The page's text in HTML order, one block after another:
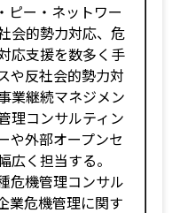
ピー・ネットワー
会的勢力対応、危
応支援を数多く手
や反社会的勢力対
業継続マネジメン
理コンサルティン
や外部オープンセ
広く担当する。
危機管理コンサル
業危機管理に関す